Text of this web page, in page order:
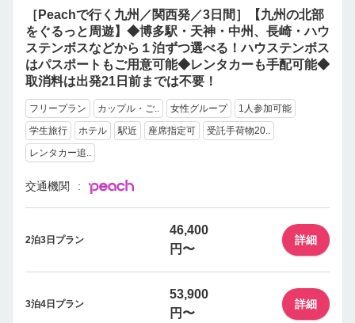
［Peachで行く九州／関西発／3日間］【九州の北部
をぐるっと周遊】◆博多駅・天神・中州、長崎・ハウ
ステンボスなどから１泊ずつ選べる！ハウステンボス
はパスポートもご用意可能◆レンタカーも手配可能◆
取消料は出発21日前までは不要！
フリープラン カップル・ご.. 女性グループ
1人参加可能
学生旅行
ホテル 駅近 座席指定可
受託手荷物20..
レンタカー追..
交通機関
2泊3日プラン
46,400
円〜
詳細
3泊4日プラン
53,900
円〜
詳細